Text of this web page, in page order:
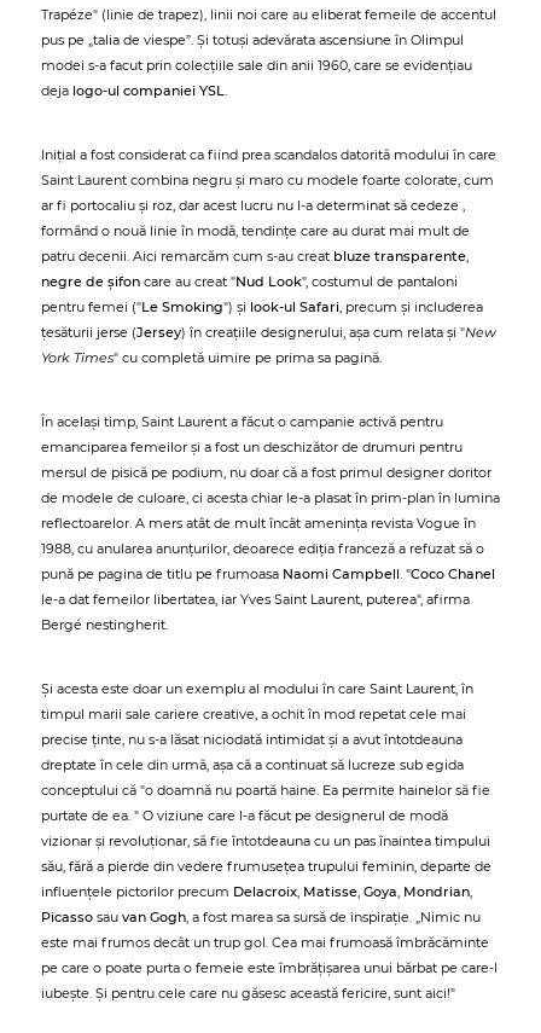
Trapéze" (linie de trapez), linii noi care au eliberat femeile de accentul
pus pe „talia de viespe”. Și totuși adevărata ascensiune în Olimpul
modei s-a facut prin colecțiile sale din anii 1960, care se evidențiau
deja logo-ul companiei YSL.
Inițial a fost considerat ca fiind prea scandalos datorită modului în care
Saint Laurent combina negru și maro cu modele foarte colorate, cum
ar fi portocaliu și roz, dar acest lucru nu l-a determinat să cedeze ,
formând o nouă linie în modă, tendințe care au durat mai mult de
patru decenii. Aici remarcăm cum s-au creat bluze transparente,
negre de șifon care au creat "Nud Look", costumul de pantaloni
pentru femei ("Le Smoking") și look-ul Safari, precum și includerea
țesăturii jerse (Jersey) în creațiile designerului, așa cum relata și "New
York Times" cu completă uimire pe prima sa pagină.
În același timp, Saint Laurent a făcut o campanie activă pentru
emanciparea femeilor și a fost un deschizător de drumuri pentru
mersul de pisică pe podium, nu doar că a fost primul designer doritor
de modele de culoare, ci acesta chiar le-a plasat în prim-plan în lumina
reflectoarelor. A mers atât de mult încât amenința revista Vogue în
1988, cu anularea anunțurilor, deoarece ediția franceză a refuzat să o
pună pe pagina de titlu pe frumoasa Naomi Campbell. "Coco Chanel
le-a dat femeilor libertatea, iar Yves Saint Laurent, puterea", afirma
Bergé nestingherit.
Și acesta este doar un exemplu al modului în care Saint Laurent, în
timpul marii sale cariere creative, a ochit în mod repetat cele mai
precise ținte, nu s-a lăsat niciodată intimidat și a avut întotdeauna
dreptate în cele din urmă, așa că a continuat să lucreze sub egida
conceptului că "o doamnă nu poartă haine. Ea permite hainelor să fie
purtate de ea. " O viziune care l-a făcut pe designerul de modă
vizionar și revoluționar, să fie întotdeauna cu un pas înaintea timpului
său, fără a pierde din vedere frumusețea trupului feminin, departe de
influențele pictorilor precum Delacroix, Matisse, Goya, Mondrian,
Picasso sau van Gogh, a fost marea sa sursă de inspirație. „Nimic nu
este mai frumos decât un trup gol. Cea mai frumoasă îmbrăcăminte
pe care o poate purta o femeie este îmbrățișarea unui bărbat pe care-l
iubește. Și pentru cele care nu găsesc această fericire, sunt aici!"